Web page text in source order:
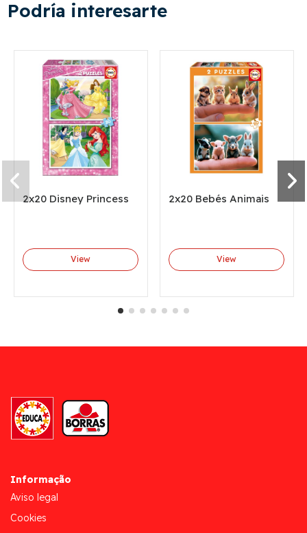
Podría interesarte
2x20 Disney Princess
View
2x20 Bebés Animais
View
Informação
Aviso legal
Cookies